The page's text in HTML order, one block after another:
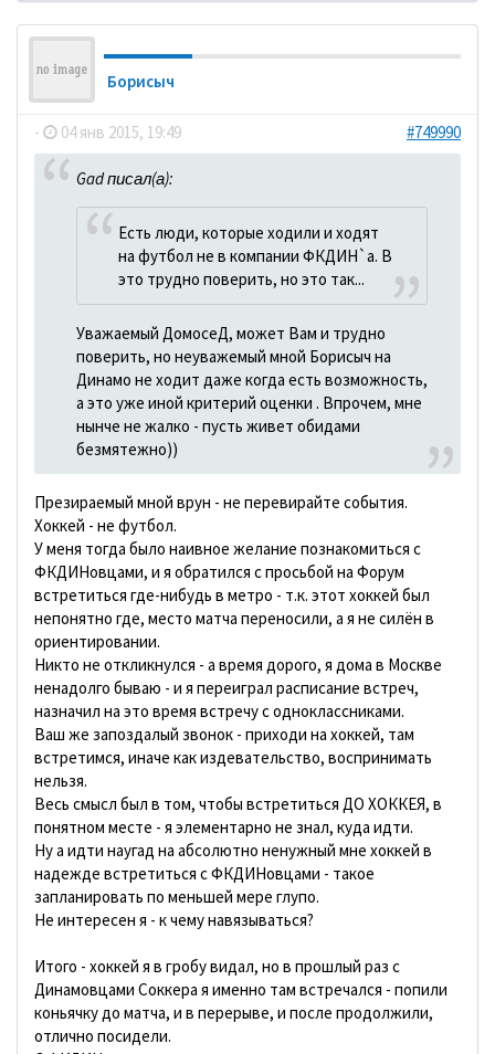
Борисыч
- 04 янв 2015, 19:49 #749990
Gad писал(а):
Есть люди, которые ходили и ходят
на футбол не в компании ФКДИН`а. В
это трудно поверить, но это так...
Уважаемый ДомосеД, может Вам и трудно
поверить, но неуважемый мной Борисыч на
Динамо не ходит даже когда есть возможность,
а это уже иной критерий оценки . Впрочем, мне
нынче не жалко - пусть живет обидами
безмятежно))
Презираемый мной врун - не перевирайте события.
Хоккей - не футбол.
У меня тогда было наивное желание познакомиться с
ФКДИНовцами, и я обратился с просьбой на Форум
встретиться где-нибудь в метро - т.к. этот хоккей был
непонятно где, место матча переносили, а я не силён в
ориентировании.
Никто не откликнулся - а время дорого, я дома в Москве
ненадолго бываю - и я переиграл расписание встреч,
назначил на это время встречу с одноклассниками.
Ваш же запоздалый звонок - приходи на хоккей, там
встретимся, иначе как издевательство, воспринимать
нельзя.
Весь смысл был в том, чтобы встретиться ДО ХОККЕЯ, в
понятном месте - я элементарно не знал, куда идти.
Ну а идти наугад на абсолютно ненужный мне хоккей в
надежде встретиться с ФКДИНовцами - такое
запланировать по меньшей мере глупо.
Не интересен я - к чему навязываться?
Итого - хоккей я в гробу видал, но в прошлый раз с
Динамовцами Соккера я именно там встречался - попили
коньячку до матча, и в перерыве, и после продолжили,
отлично посидели.